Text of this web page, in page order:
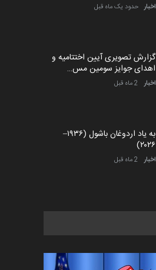
اخبار حدود یک ماه قبل
گزارش تصویری آیین اختتامیه و
اهدای جوایز سومین مس…
اخبار 2 ماه قبل
به یاد اردوغان باشول (۱۹۳۶–
۲۰۲۶)
اخبار 2 ماه قبل
رویداد کارگاهی کارتون و پوستر
اخبار 6 ماه قبل